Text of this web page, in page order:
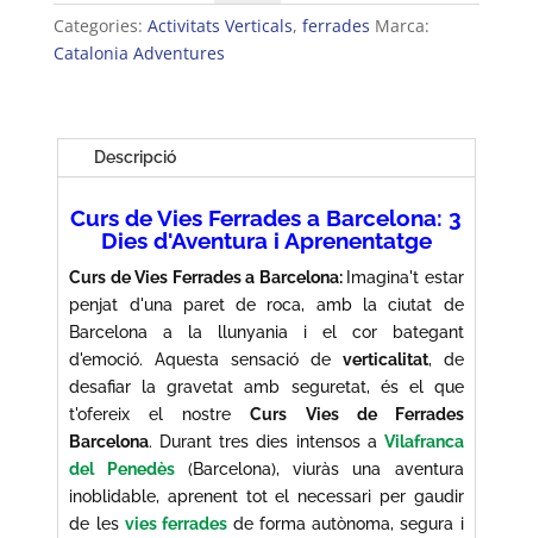
Curs
de
Vies
Categories: Activitats Verticals, ferrades Marca:
Catalonia Adventures
Descripció
Curs de Vies Ferrades a Barcelona: 3
Dies d'Aventura i Aprenentatge
Curs de Vies Ferrades a Barcelona: Imagina't estar
penjat d'una paret de roca, amb la ciutat de
Barcelona a la llunyania i el cor bategant
d'emoció. Aquesta sensació de verticalitat, de
desafiar la gravetat amb seguretat, és el que
t'ofereix el nostreCurs Vies de Ferrades
Barcelona. Durant tres dies intensos a Vilafranca
del Penedès(Barcelona), viuràs una aventura
inoblidable, aprenent tot el necessari per gaudir
de les vies ferradesde forma autònoma, segura i